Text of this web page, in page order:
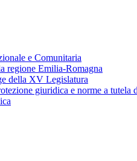
e Comunitaria
regione Emilia-Romagna
della XV Legislatura
giuridica e norme a tutela